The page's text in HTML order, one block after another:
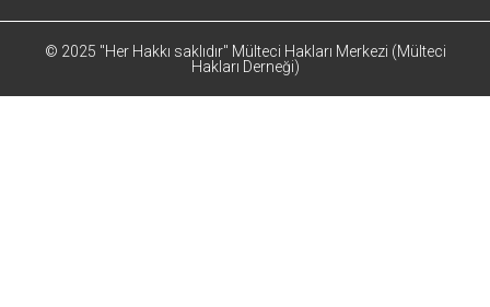
© 2025 "Her Hakkı saklıdır" Mülteci Hakları Merkezi (Mülteci
Hakları Derneği)